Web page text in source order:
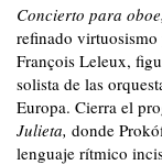
Concierto para oboe,
refinado
François Leleux,
solista de las
Europa. Cierra el
Julieta, donde
lenguaje rítmico